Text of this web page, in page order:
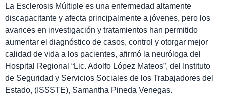
La Esclerosis Múltiple es una enfermedad altamente
discapacitante y afecta principalmente a jóvenes, pero los
avances en investigación y tratamientos han permitido
aumentar el diagnóstico de casos, control y otorgar mejor
calidad de vida a los pacientes, afirmó la neuróloga del
Hospital Regional “Lic. Adolfo López Mateos”, del Instituto
de Seguridad y Servicios Sociales de los Trabajadores del
Estado, (ISSSTE), Samantha Pineda Venegas.